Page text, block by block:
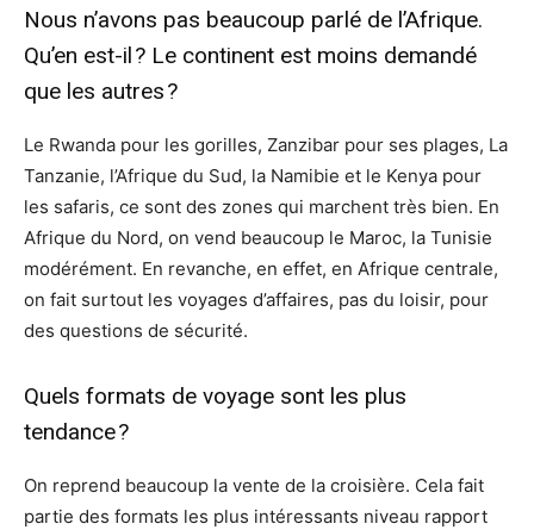
Nous n’avons pas beaucoup parlé de l’Afrique.
Qu’en est-il ? Le continent est moins demandé
que les autres ?
Le Rwanda pour les gorilles, Zanzibar pour ses plages, La
Tanzanie, l’Afrique du Sud, la Namibie et le Kenya pour
les safaris, ce sont des zones qui marchent très bien. En
Afrique du Nord, on vend beaucoup le Maroc, la Tunisie
modérément. En revanche, en effet, en Afrique centrale,
on fait surtout les voyages d’affaires, pas du loisir, pour
des questions de sécurité.
Quels formats de voyage sont les plus
tendance ?
On reprend beaucoup la vente de la croisière. Cela fait
partie des formats les plus intéressants niveau rapport